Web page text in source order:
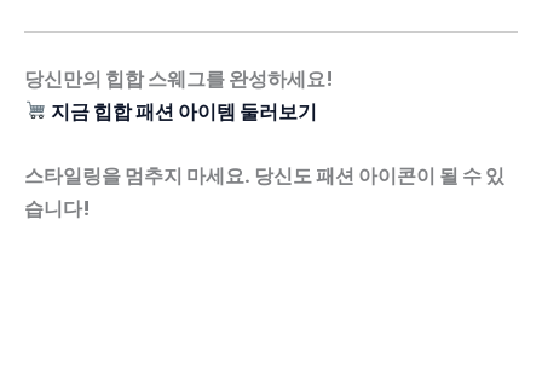
당신만의 힙합 스웨그를 완성하세요!
지금 힙합 패션 아이템 둘러보기
스타일링을 멈추지 마세요. 당신도 패션 아이콘이 될 수 있
습니다!